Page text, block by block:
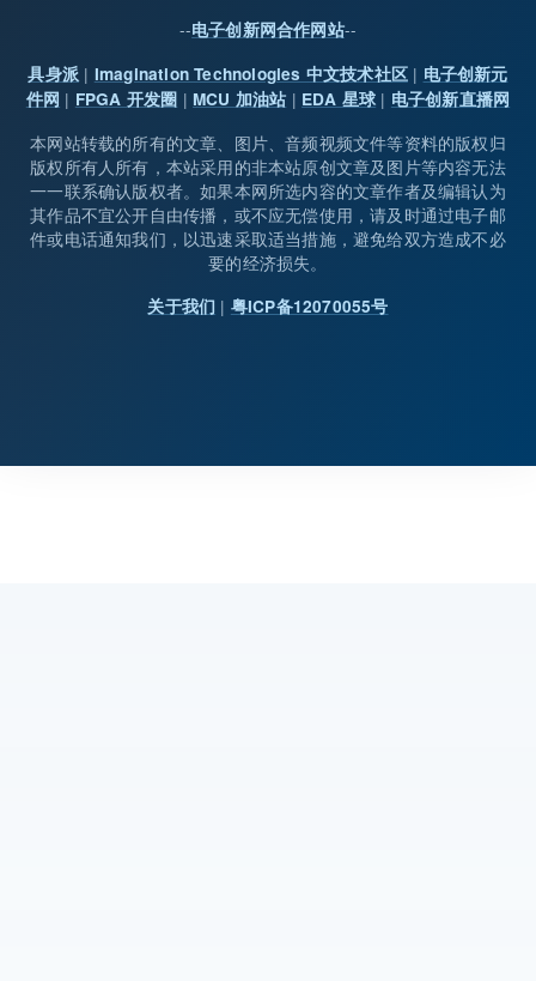
--电子创新网合作网站--
具身派 | Imagination Technologies 中文技术社区| 电子创新元
件网 | FPGA 开发圈 | MCU 加油站 | EDA 星球 | 电子创新直播网
本网站转载的所有的文章、图片、音频视频文件等资料的版权归
版权所有人所有，本站采用的非本站原创文章及图片等内容无法
一一联系确认版权者。如果本网所选内容的文章作者及编辑认为
其作品不宜公开自由传播，或不应无偿使用，请及时通过电子邮
件或电话通知我们，以迅速采取适当措施，避免给双方造成不必
要的经济损失。
关于我们 | 粤ICP备12070055号